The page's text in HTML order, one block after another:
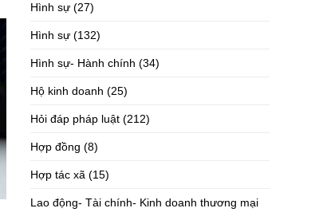
Hình sự (27)
Hình sự (132)
Hình sự- Hành chính (34)
Hộ kinh doanh (25)
Hỏi đáp pháp luật (212)
Hợp đồng (8)
Hợp tác xã (15)
Lao động- Tài chính- Kinh doanh thương mại